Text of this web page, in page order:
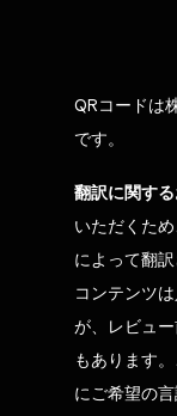
QRコードは
です。
翻訳に関す
いただくた
によって翻
コンテンツ
が、レビュ
もあります
にご希望の